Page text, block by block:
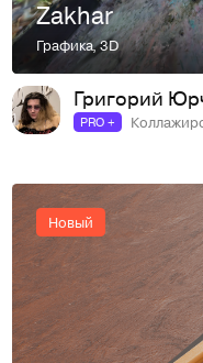
Zakhar
Графика,3D
Григорий
PRO +
Новый